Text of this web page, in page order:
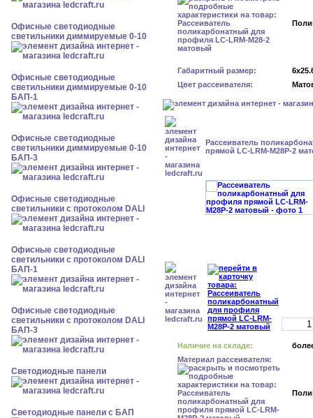
Офисные светодиодные
светильники диммируемые 0-10
Офисные светодиодные
светильники диммируемые 0-10
БАП-1
Офисные светодиодные
светильники диммируемые 0-10
БАП-3
Офисные светодиодные
светильники с протоколом DALI
Офисные светодиодные
светильники с протоколом DALI
БАП-1
Офисные светодиодные
светильники с протоколом DALI
БАП-3
Cветодиодные панели
Cветодиодные панели с БАП
Габаритный размер:
Цвет рассеивателя:
Рассеиватель
прямой LC-LRM-M28P-2
Наличие на складе:
Материал рассеивателя: